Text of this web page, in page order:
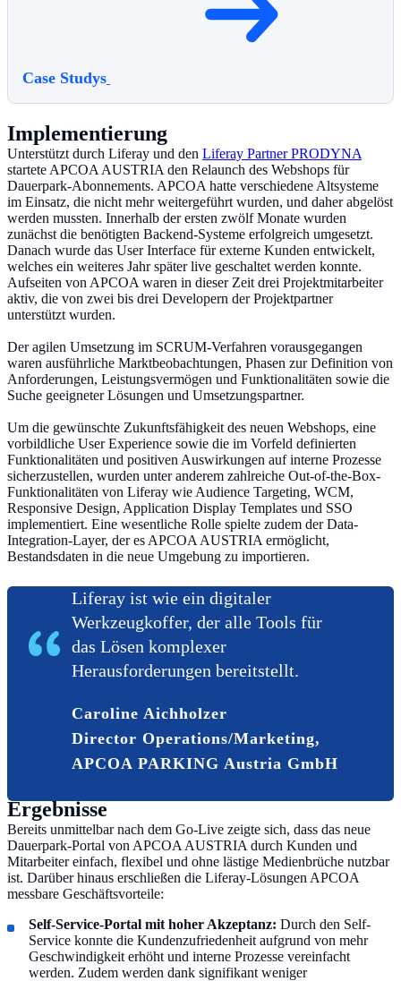
Case Studys
Implementierung
Unterstützt durch Liferay und den Liferay Partner PRODYNA
startete APCOA AUSTRIA den Relaunch des Webshops für
Dauerpark-Abonnements. APCOA hatte verschiedene Altsysteme
im Einsatz, die nicht mehr weitergeführt wurden, und daher abgelöst
werden mussten. Innerhalb der ersten zwölf Monate wurden
zunächst die benötigten Backend-Systeme erfolgreich umgesetzt.
Danach wurde das User Interface für externe Kunden entwickelt,
welches ein weiteres Jahr später live geschaltet werden konnte.
Aufseiten von APCOA waren in dieser Zeit drei Projektmitarbeiter
aktiv, die von zwei bis drei Developern der Projektpartner
unterstützt wurden.
Der agilen Umsetzung im SCRUM-Verfahren vorausgegangen
waren ausführliche Marktbeobachtungen, Phasen zur Definition von
Anforderungen, Leistungsvermögen und Funktionalitäten sowie die
Suche geeigneter Lösungen und Umsetzungspartner.
Um die gewünschte Zukunftsfähigkeit des neuen Webshops, eine
vorbildliche User Experience sowie die im Vorfeld definierten
Funktionalitäten und positiven Auswirkungen auf interne Prozesse
sicherzustellen, wurden unter anderem zahlreiche Out-of-the-Box-
Funktionalitäten von Liferay wie Audience Targeting, WCM,
Responsive Design, Application Display Templates und SSO
implementiert. Eine wesentliche Rolle spielte zudem der Data-
Integration-Layer, der es APCOA AUSTRIA ermöglicht,
Bestandsdaten in die neue Umgebung zu importieren.
Liferay ist wie ein digitaler
Werkzeugkoffer, der alle Tools für
das Lösen komplexer
Herausforderungen bereitstellt.
Caroline Aichholzer
Director Operations/Marketing,
APCOA PARKING Austria GmbH
Ergebnisse
Bereits unmittelbar nach dem Go-Live zeigte sich, dass das neue
Dauerpark-Portal von APCOA AUSTRIA durch Kunden und
Mitarbeiter einfach, flexibel und ohne lästige Medienbrüche nutzbar
ist. Darüber hinaus erschließen die Liferay-Lösungen APCOA
messbare Geschäftsvorteile:
Self-Service-Portal mit hoher Akzeptanz: Durch den Self-
Service konnte die Kundenzufriedenheit aufgrund von mehr
Geschwindigkeit erhöht und interne Prozesse vereinfacht
werden. Zudem werden dank signifikant weniger